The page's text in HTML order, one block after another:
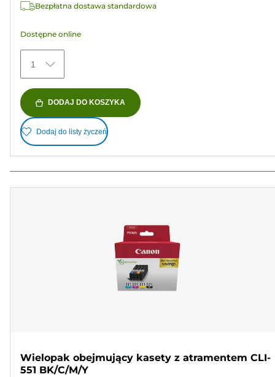
Bezpłatna dostawa standardowa
Dostępne online
1
DODAJ DO KOSZYKA
Dodaj do listy życzeń
Wielopak obejmujący kasety z atramentem CLI-
551 BK/C/M/Y